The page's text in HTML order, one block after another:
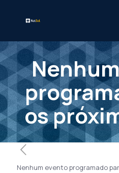
os
Nenhum evento programado